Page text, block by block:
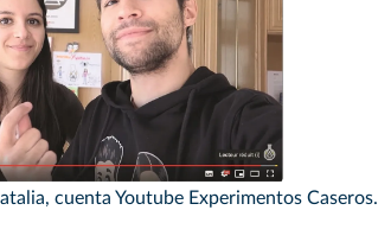
cuenta Youtube Experimentos Caseros.